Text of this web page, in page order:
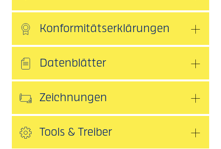
Konformitätserklärungen
Datenblätter
Zeichnungen
Tools & Treiber